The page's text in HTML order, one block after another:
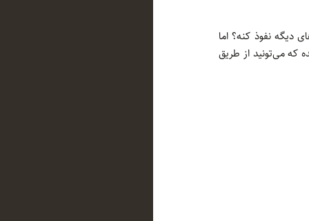
دیگه نفوذ کنه؟ اما
که می‌تونید از طریق